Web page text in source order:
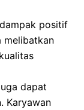
positif
melibatkan
dapat
Karyawan